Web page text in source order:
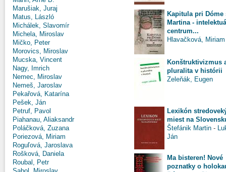
Marušiak, Juraj
Matus, László
Michálek, Slavomír
Michela, Miroslav
Mičko, Peter
Morovics, Miroslav
Mucska, Vincent
Nagy, Imrich
Nemec, Miroslav
Nemeš, Jaroslav
Pekařová, Katarína
Pešek, Ján
Petruf, Pavol
Piahanau, Aliaksandr
Poláčková, Zuzana
Poriezová, Miriam
Roguľová, Jaroslava
Rošková, Daniela
Roubal, Petr
Kapitula pri Dóme
Martina -
centrum...
Hlavačková, Miriam
Konštruktivizmus
pluralita v histórii
Zeleňák, Eugen
Lexikón
miest na
Štefánik Martin -
Ján
Ma bisteren! Nové
poznatky o